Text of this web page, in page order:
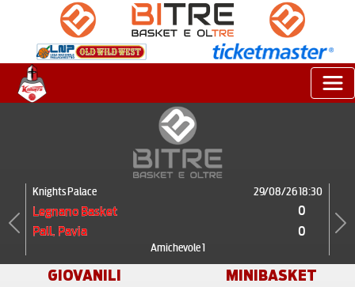
Knights Palace 29/08/26 18:30
Legnano Basket
0
Pall. Pavia
0
Amichevole 1
Previous Next
GIOVANILI
MINIBASKET